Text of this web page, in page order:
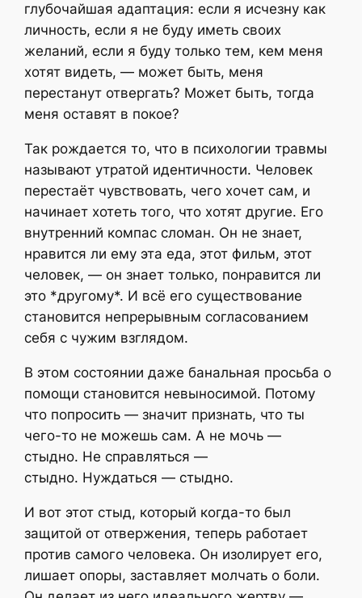
глубочайшая адаптация: если я исчезну как
личность, если я не буду иметь своих
желаний, если я буду только тем, кем меня
хотят видеть, — может быть, меня
перестанут отвергать? Может быть, тогда
меня оставят в покое?
Так рождается то, что в психологии травмы
называютутратой идентичности. Человек
перестаёт чувствовать, чего хочет сам, и
начинает хотеть того, что хотят другие. Его
внутренний компас сломан. Он не знает,
нравится ли ему эта еда, этот фильм, этот
человек, — он знает только, понравится ли
это *другому*. И всё его существование
становится непрерывным согласованием
себя с чужим взглядом.
В этом состоянии даже банальная просьба о
помощи становится невыносимой. Потому
что попросить — значит признать, что ты
чего-то не можешь сам. А не мочь —
стыдно. Не справляться —
стыдно. Нуждаться — стыдно.
И вот этот стыд, который когда-то был
защитой от отвержения, теперь работает
против самого человека. Он изолирует его,
лишает опоры, заставляет молчать о боли.